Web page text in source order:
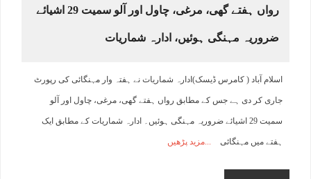
رواں ہفتے گھی، مرغی، چاول اور آلو سمیت 29 اشیائے
ضروریہ مہنگی ہوئیں، ادارہ شماریات
اسلام آباد ( کامرس ڈیسک)ادارہ شماریات نے ہفتہ وار مہنگائی کی رپورٹ
جاری کر دی ہے جس کے مطابق رواں ہفتے گھی، مرغی، چاول اور آلو
سمیت 29 اشیائے ضروریہ مہنگی ہوئیں۔ ادارہ شماریات کے مطابق ایک
ہفتے میں مہنگائی مزید پڑھیں